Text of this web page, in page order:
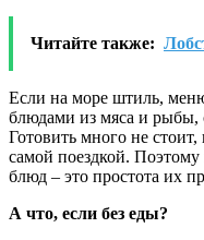
Читайте также:
Если на море штиль,
блюдами из мяса и рыбы,
Готовить много не стоит,
самой поездкой.
блюд – это простота их
А что, если без еды?